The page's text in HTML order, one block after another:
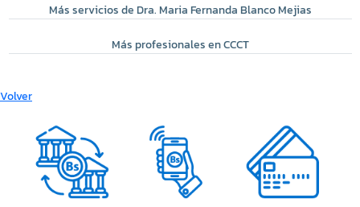
Más servicios de Dra. Maria Fernanda Blanco Mejias
Más profesionales en CCCT
Volver